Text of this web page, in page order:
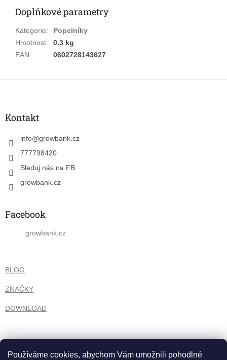
Používáme cookies, abychom Vám umožnili pohodlné
Doplňkové parametry
Kategorie:
Popelníky
Hmotnost:
0.3 kg
EAN: 0602728143627
Z
Kontakt
info@growbank.cz
777798420
Sleduj nás na FB
growbank.cz
Facebook
growbank.cz
BLOG
ZNAČKY
DOWNLOAD